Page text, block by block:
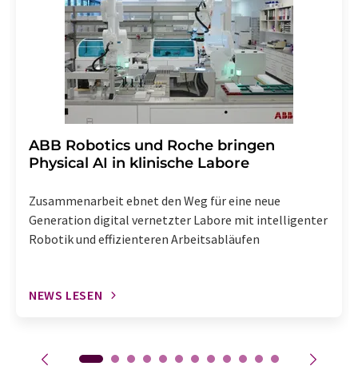
Abbestellung des entsprechenden Newsletters
enthalten.
​​​​​​​ABB Robotics und Roche bringen
Physical AI in klinische Labore
Zusammenarbeit ebnet den Weg für eine neue
Generation digital vernetzter Labore mit intelligenter
Robotik und effizienteren Arbeitsabläufen
NEWS LESEN